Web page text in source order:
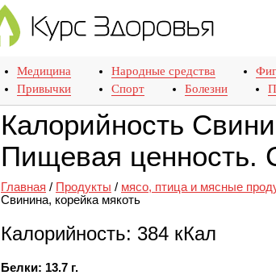
Медицина Народные средства
Привычки
Спорт Болезни
Калорийность
Пищевая ценность.
Главная / Продукты / мясо, птица и мясные
Свинина, корейка мякоть
Калорийность: 384 кКал
Белки: 13.7 г.